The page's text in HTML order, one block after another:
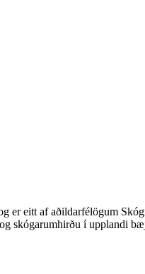
er eitt af aðildarfélögum
skógarumhirðu í upplandi